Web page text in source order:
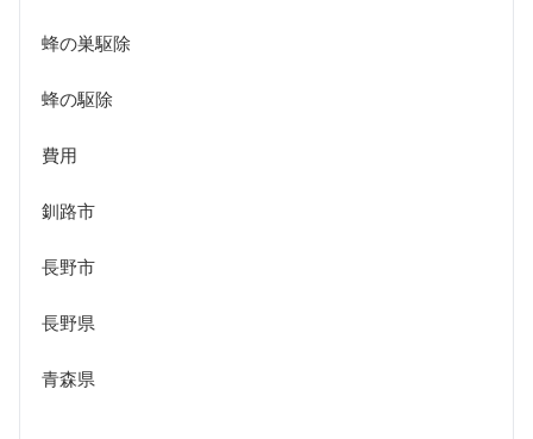
蜂の巣駆除
蜂の駆除
費用
釧路市
長野市
長野県
青森県